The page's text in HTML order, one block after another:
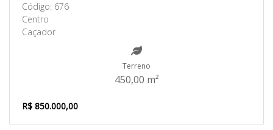
Código: 676
Centro
Caçador
Terreno
450,00 m²
R$ 850.000,00